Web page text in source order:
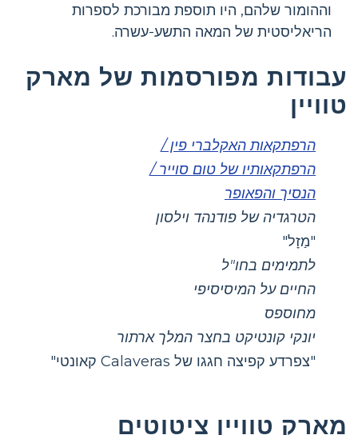
וההומור שלהם, היו תוספת מבורכת לספרות
הריאליסטית של המאה התשע-עשרה.
עבודות מפורסמות של מארק
טוויין
הרפתקאות האקלברי פין /
הרפתקאותיו של טום סוייר /
הנסיך והפאופר
הטרגדיה של פודנהד וילסון
"מַזָל"
לתמימים בחו"ל
החיים על המיסיסיפי
מחוספס
יונקי קונטיקט בחצר המלך ארתור
"צפרדע קפיצה חגגו של Calaveras קאונטי"
מארק טוויין ציטוטים